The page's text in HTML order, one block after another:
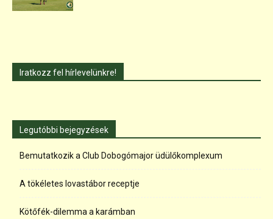
Iratkozz fel hírlevelünkre!
Legutóbbi bejegyzések
Bemutatkozik a Club Dobogómajor üdülőkomplexum
A tökéletes lovastábor receptje
Kötőfék-dilemma a karámban